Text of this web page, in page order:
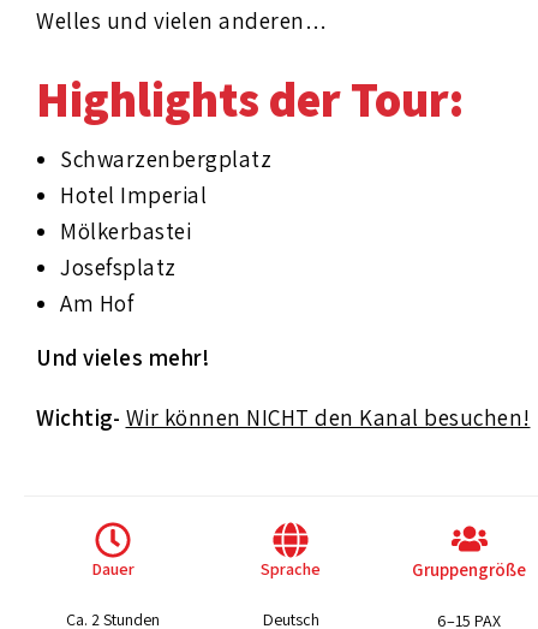
Welles und vielen anderen…
Highlights der Tour:
Schwarzenbergplatz
Hotel Imperial
Mölkerbastei
Josefsplatz
Am Hof
Und vieles mehr!
Wichtig- Wir können NICHT den Kanal besuchen!
Dauer
Ca. 2 Stunden
Sprache
Deutsch
Gruppengröße
6–15 PAX